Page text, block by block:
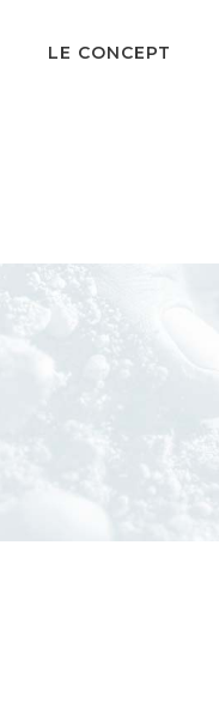
LE CONCEPT